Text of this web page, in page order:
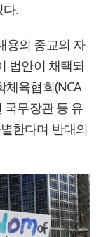
다.
용의 종교의 자
법안이 채택되
체육협회(NCA
국무장관 등 유
한다며 반대의